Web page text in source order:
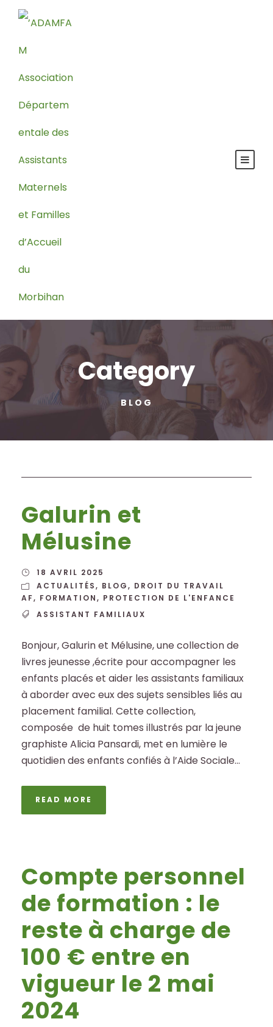
Category
BLOG
Galurin et
Mélusine
18 AVRIL 2025
ACTUALITÉS, BLOG, DROIT DU TRAVAIL
AF, FORMATION, PROTECTION DE L'ENFANCE
ASSISTANT FAMILIAUX
Bonjour, Galurin et Mélusine, une collection de
livres jeunesse ,écrite pour accompagner les
enfants placés et aider les assistants familiaux
à aborder avec eux des sujets sensibles liés au
placement familial. Cette collection,
composée de huit tomes illustrés par la jeune
graphiste Alicia Pansardi, met en lumière le
quotidien des enfants confiés à l’Aide Sociale...
READ MORE
Compte personnel
de formation : le
reste à charge de
100 € entre en
vigueur le 2 mai
2024